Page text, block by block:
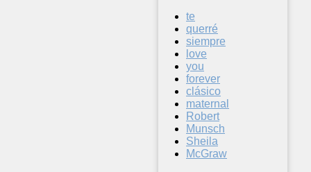
te
querré
siempre
love
you
forever
clásico
maternal
Robert
Munsch
Sheila
McGraw